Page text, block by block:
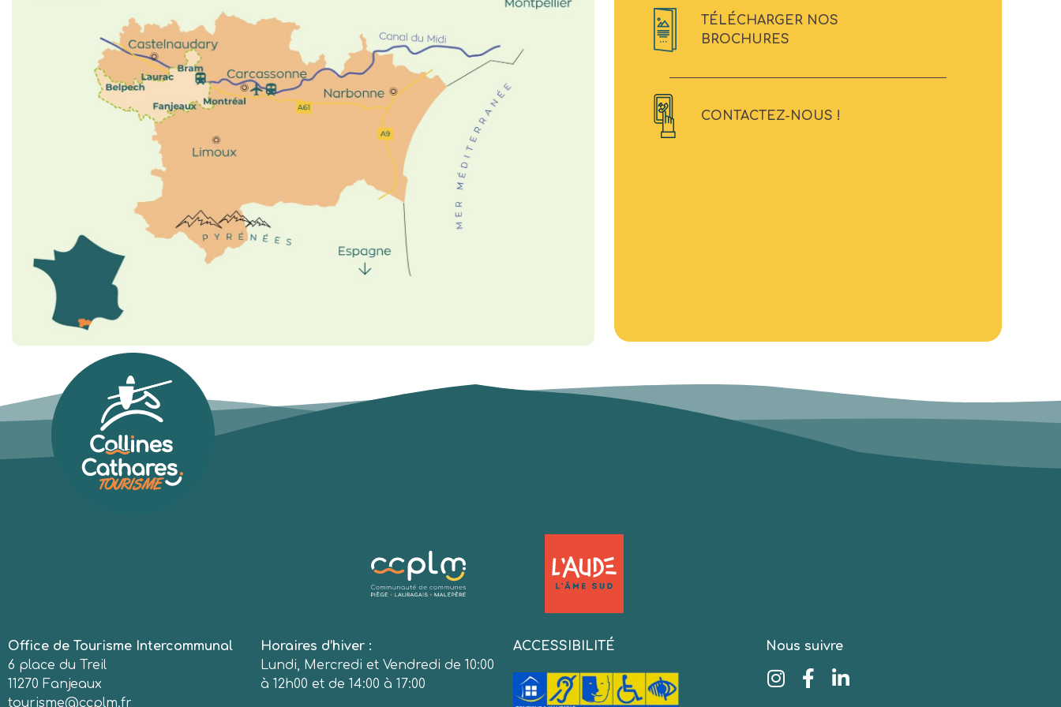
TÉLÉCHARGER NOS
BROCHURES
CONTACTEZ-NOUS !
Office de Tourisme Intercommunal
6 place du Treil
11270 Fanjeaux
tourisme@ccplm.fr
Horaires d’hiver :
Lundi, Mercredi et Vendredi de 10:00
à 12h00 et de 14:00 à 17:00
ACCESSIBILITÉ Nous suivre